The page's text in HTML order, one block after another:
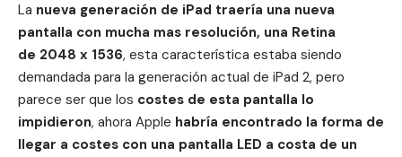
La nueva generación de iPad traería una nueva
pantalla con mucha mas resolución, una Retina
de 2048 x 1536, esta característica estaba siendo
demandada para la generación actual de iPad 2, pero
parece ser que los costes de esta pantalla lo
impidieron, ahora Apple habría encontrado la forma de
llegar a costes con una pantalla LED a costa de un